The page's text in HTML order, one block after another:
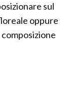
sul
oppure